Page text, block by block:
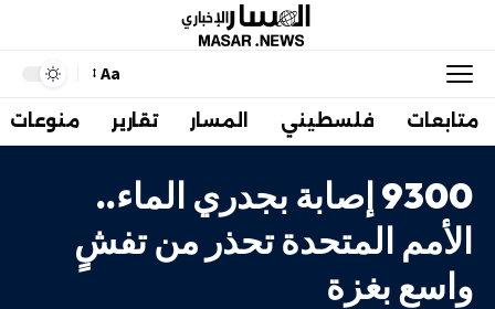
Aa
متابعات فلسطيني المسار تقارير منوعات
9300 إصابة بجدري الماء..
الأمم المتحدة تحذر من تفشٍ
واسع بغزة